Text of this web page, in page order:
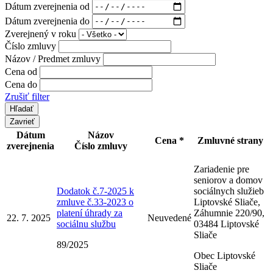
Dátum zverejnenia od
Dátum zverejnenia do
Zverejnený v roku
Číslo zmluvy
Názov / Predmet zmluvy
Cena od
Cena do
Zrušiť filter
Zavrieť
Dátum
zverejnenia
Názov
Číslo zmluvy
Cena * Zmluvné strany
22. 7. 2025
Dodatok č.7-2025 k
zmluve č.33-2023 o
platení úhrady za
sociálnu službu
89/2025
Neuvedené
Zariadenie pre
seniorov a domov
sociálnych služieb
Liptovské Sliače,
Záhumnie 220/90,
03484 Liptovské
Sliače
Obec Liptovské
Sliače